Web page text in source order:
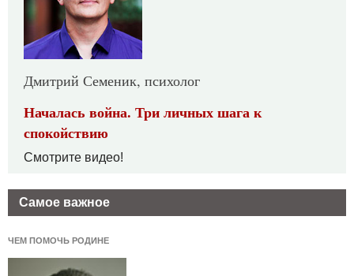
Самое важное
ЧЕМ ПОМОЧЬ РОДИНЕ
Дмитрий Семеник, психолог
Началась война. Три личных шага к
спокойствию
Смотрите видео!